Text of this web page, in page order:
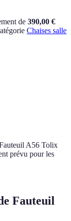
de 390,00 €
Chaises salle
A56 Tolix
prévu pour les
Fauteuil